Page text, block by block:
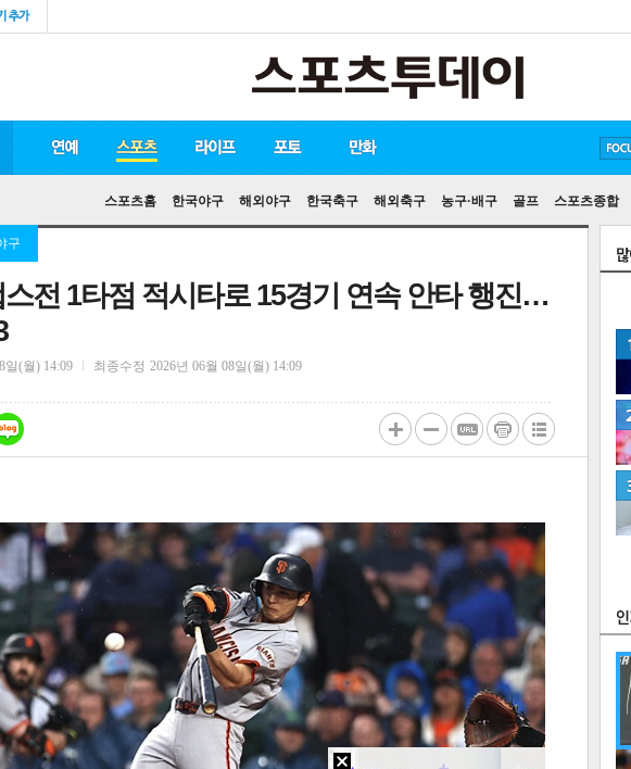
연예 스포츠
스포츠홈 한국야구 해외야구 한국축구 해외축구 농구·배구 골프 스포츠종합
라이프 포토
방탄소년단
손흥민
유아인
구
스전 1타점 적시타로 15경기 연속 안타 행진…
일(월) 14:09 최종수정 2026년 06월 08일(월) 14:09